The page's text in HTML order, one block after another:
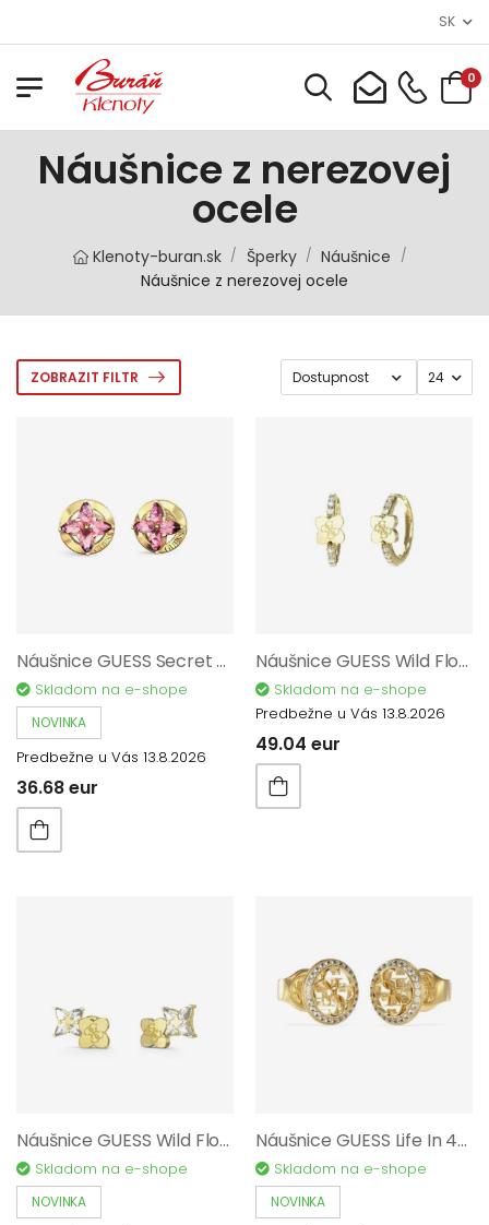
SK
0
Náušnice z nerezovej
ocele
Klenoty-buran.sk / Šperky / Náušnice /
Náušnice z nerezovej ocele
ZOBRAZIT FILTR
Náušnice GUESS Secret Garden JUBE06040JWYGPKT/U
Skladom na e-shope
NOVINKA
Predbežne u Vás 13.8.2026
36.68 eur
Náušnice GUESS Wild Flower JUBE05508JWYGT/U
Skladom na e-shope
Predbežne u Vás 13.8.2026
49.04 eur
Náušnice GUESS Wild Flower JUBE05511JWYGT/U
Skladom na e-shope
NOVINKA
Náušnice GUESS Life In 4G JUBE02136JWYGT/U
Skladom na e-shope
NOVINKA